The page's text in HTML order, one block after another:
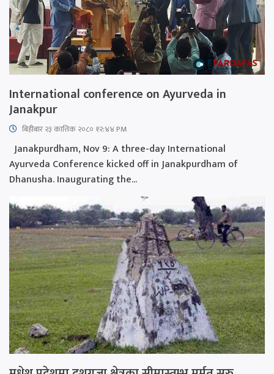
International conference on Ayurveda in
Janakpur
बिहीबार २३ कात्तिक २०८० १२:४४ PM
Janakpurdham, Nov 9: A three-day International
Ayurveda Conference kicked off in Janakpurdham of
Dhanusha. Inaugurating the...